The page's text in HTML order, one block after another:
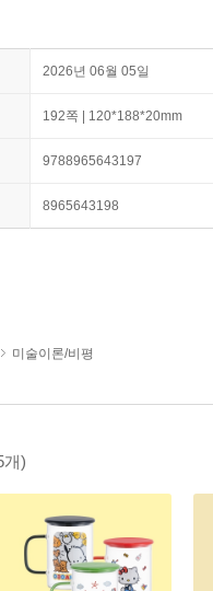
2026년 06월 05일
192쪽 | 120*188*20mm
9788965643197
8965643198
미술이론/비평
개)